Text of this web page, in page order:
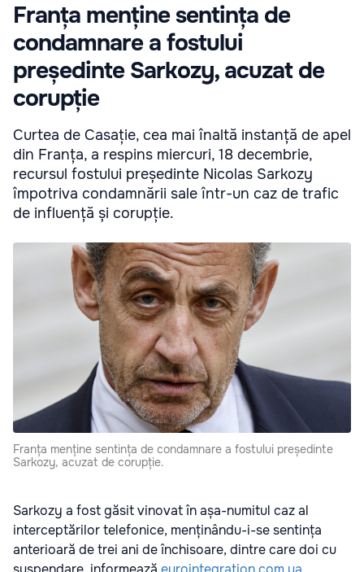
Franța menține sentința de
condamnare a fostului
președinte Sarkozy, acuzat de
corupție
Curtea de Casație, cea mai înaltă instanță de apel
din Franța, a respins miercuri, 18 decembrie,
recursul fostului președinte Nicolas Sarkozy
împotriva condamnării sale într-un caz de trafic
de influență și corupție.
Franța menține sentința de condamnare a fostului președinte
Sarkozy, acuzat de corupție.
Sarkozy a fost găsit vinovat în așa-numitul caz al
interceptărilor telefonice, menținându-i-se sentința
anterioară de trei ani de închisoare, dintre care doi cu